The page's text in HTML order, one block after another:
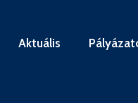
Aktuális